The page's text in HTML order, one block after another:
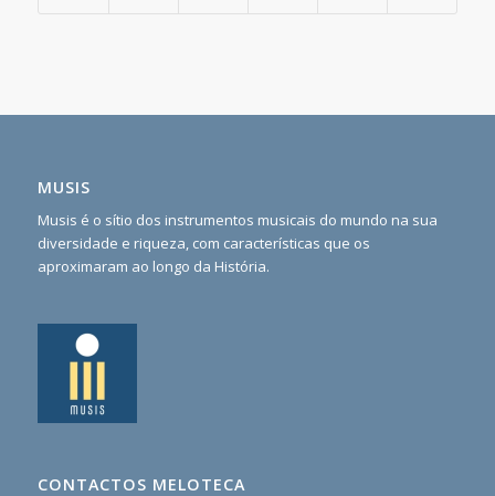
MUSIS
Musis é o sítio dos instrumentos musicais do mundo na sua
diversidade e riqueza, com características que os
aproximaram ao longo da História.
CONTACTOS MELOTECA